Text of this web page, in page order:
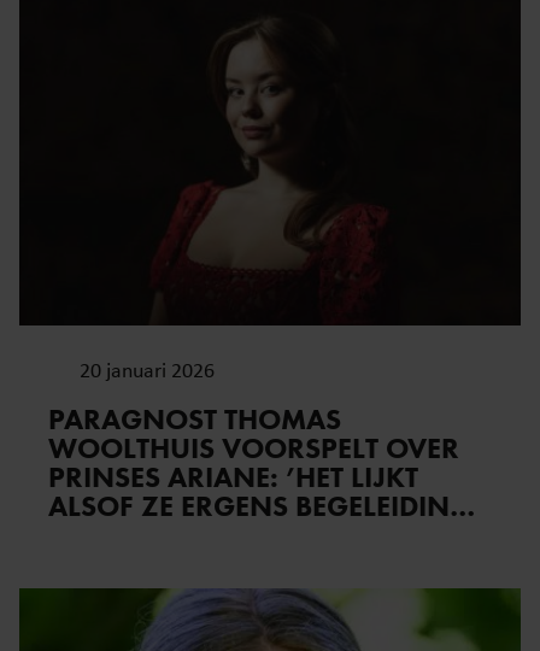
20 januari 2026
PARAGNOST THOMAS
WOOLTHUIS VOORSPELT OVER
PRINSES ARIANE: ’HET LIJKT
ALSOF ZE ERGENS BEGELEIDING